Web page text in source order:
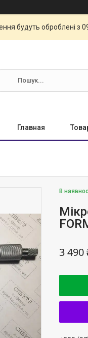
будуть оброблені з
Главная
В
3 490